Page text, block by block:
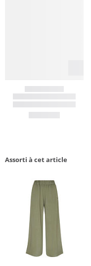
Assorti à cet article